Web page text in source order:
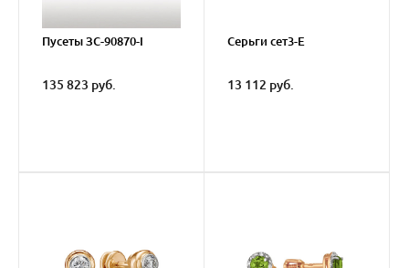
Пусеты ЗС-90870-I
135 823 руб.
Серьги сет3-E
13 112 руб.